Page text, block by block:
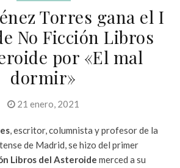
Torres gana el I
No Ficción Libros
por «El mal
dormir»
21 enero, 2021
, escritor, columnista y profesor de la
de Madrid, se hizo del primer
Libros del Asteroide merced a su